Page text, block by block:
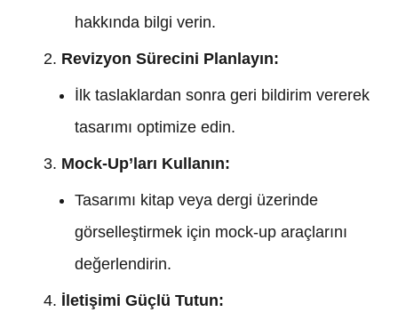
hakkında bilgi verin.
Revizyon Sürecini Planlayın:
İlk taslaklardan sonra geri bildirim vererek
tasarımı optimize edin.
Mock-Up’ları Kullanın:
Tasarımı kitap veya dergi üzerinde
görselleştirmek için mock-up araçlarını
değerlendirin.
İletişimi Güçlü Tutun: